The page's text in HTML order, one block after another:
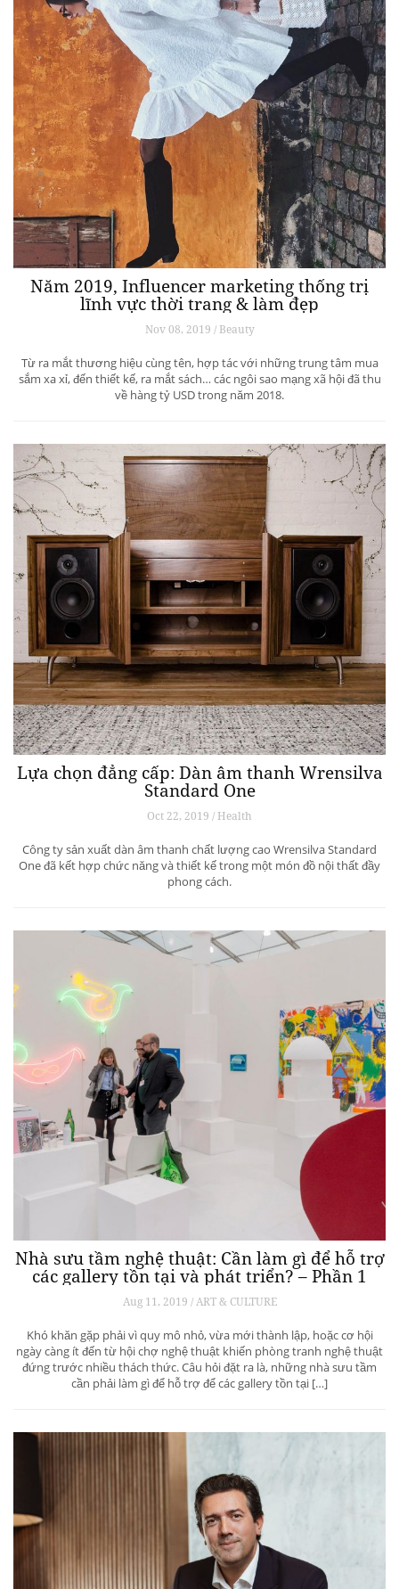
Năm 2019, Influencer marketing thống trị
lĩnh vực thời trang & làm đẹp
Nov 08, 2019 / Beauty
Từ ra mắt thương hiệu cùng tên, hợp tác với những trung tâm mua
sắm xa xỉ, đến thiết kế, ra mắt sách… các ngôi sao mạng xã hội đã thu
về hàng tỷ USD trong năm 2018.
Lựa chọn đẳng cấp: Dàn âm thanh Wrensilva
Standard One
Oct 22, 2019 / Health
Công ty sản xuất dàn âm thanh chất lượng cao Wrensilva Standard
One đã kết hợp chức năng và thiết kế trong một món đồ nội thất đầy
phong cách.
Nhà sưu tầm nghệ thuật: Cần làm gì để hỗ trợ
các gallery tồn tại và phát triển? – Phần 1
Aug 11, 2019 / ART & CULTURE
Khó khăn gặp phải vì quy mô nhỏ, vừa mới thành lập, hoặc cơ hội
ngày càng ít đến từ hội chợ nghệ thuật khiến phòng tranh nghệ thuật
đứng trước nhiều thách thức. Câu hỏi đặt ra là, những nhà sưu tầm
cần phải làm gì để hỗ trợ để các gallery tồn tại […]